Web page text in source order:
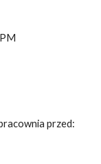
przed: